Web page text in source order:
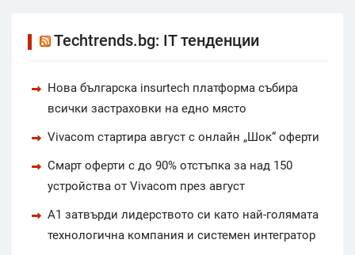
Techtrends.bg: IT тенденции
Нова българска insurtech платформа събира
всички застраховки на едно място
Vivacom стартира август с онлайн „Шок“ оферти
Смарт оферти с до 90% отстъпка за над 150
устройства от Vivacom през август
А1 затвърди лидерството си като най-голямата
технологична компания и системен интегратор